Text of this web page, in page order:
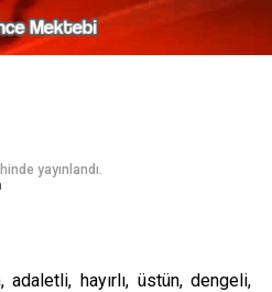
yayınlandı.
adaletli, hayırlı, üstün, dengeli,